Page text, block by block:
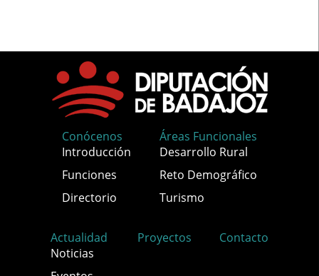
Conócenos
Introducción
Funciones
Directorio
Áreas Funcionales
Desarrollo Rural
Reto Demográfico
Turismo
Actualidad
Noticias
Proyectos Contacto